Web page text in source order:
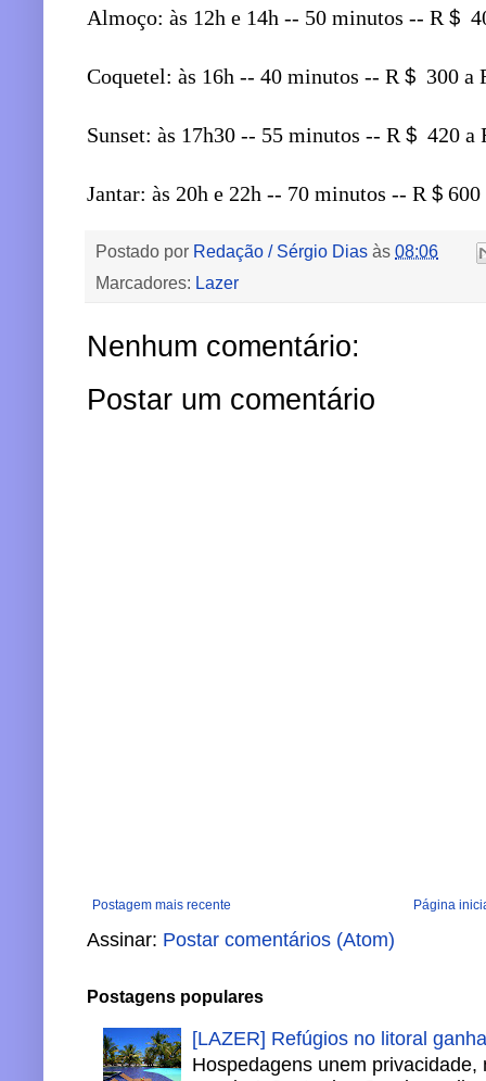
Almoço: às 12h e 14h -- 50 minutos -- R＄
Coquetel: às 16h -- 40 minutos -- R＄ 300 a
Sunset: às 17h30 -- 55 minutos -- R＄ 420 a
Jantar: às 20h e 22h -- 70 minutos -- R＄600
Postado por Redação / Sérgio Dias às 08:06
Marcadores: Lazer
Nenhum comentário:
Postar um comentário
Postagem mais recente Página
Assinar: Postar comentários (Atom)
Postagens populares
[LAZER] Refúgios no litoral
Hospedagens unem